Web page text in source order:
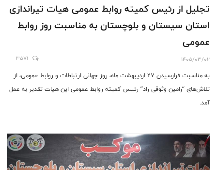
تجلیل از رئیس کمیته روابط عمومی هیات تیراندازی
استان سیستان و بلوچستان به مناسبت روز روابط
عمومی
1405/03/02
3571
به مناسبت فرارسیدن ۲۷ اردیبهشت ماه، روز جهانی ارتباطات و روابط عمومی، از
تلاش‌های “رامین وثوقی راد” رئیس کمیته روابط عمومی این هیات تقدیر به عمل
آمد.